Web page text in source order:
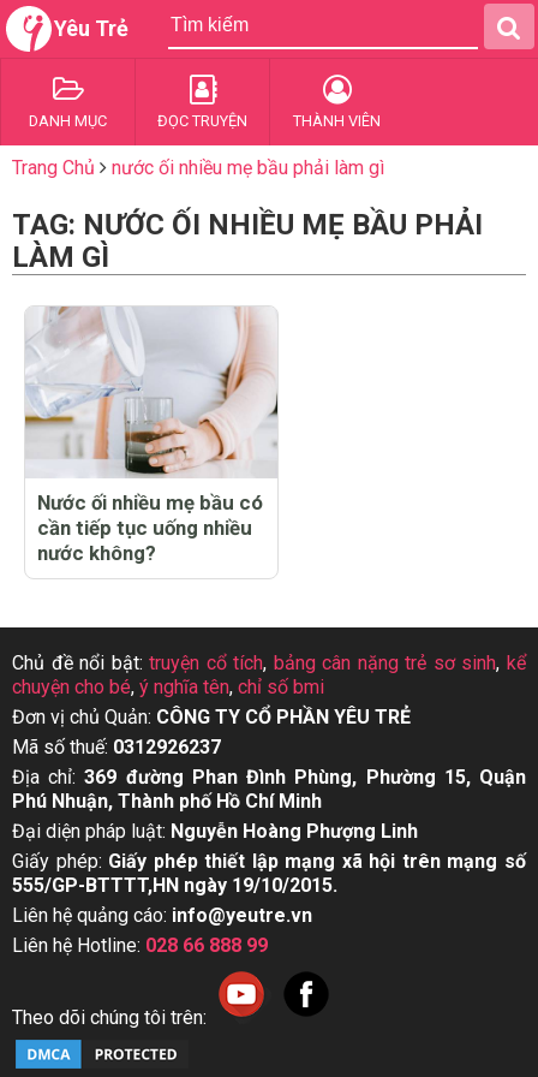
Yêu Trẻ
DANH MỤC ĐỌC TRUYỆN THÀNH VIÊN
Trang Chủ nước ối nhiều mẹ bầu phải làm gì
TAG: NƯỚC ỐI NHIỀU MẸ BẦU PHẢI
LÀM GÌ
Nước ối nhiều mẹ bầu có
cần tiếp tục uống nhiều
nước không?
Chủ đề nổi bật:truyện cổ tích, bảng cân nặng trẻ sơ sinh,kể
chuyện cho bé, ý nghĩa tên, chỉ số bmi
Đơn vị chủ Quản: CÔNG TY CỔ PHẦN YÊU TRẺ
Mã số thuế: 0312926237
Địa chỉ:369 đường Phan Đình Phùng, Phường 15, Quận
Phú Nhuận, Thành phố Hồ Chí Minh
Đại diện pháp luật: Nguyễn Hoàng Phượng Linh
Giấy phép: Giấy phép thiết lập mạng xã hội trên mạng số
555/GP-BTTTT,HN ngày 19/10/2015.
Liên hệ quảng cáo: info@yeutre.vn
Liên hệ Hotline: 028 66 888 99
Theo dõi chúng tôi trên: